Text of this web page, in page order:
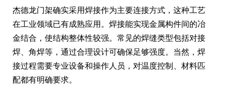
杰德龙门架确实采用焊接作为主要连接方式，这种工艺
在工业领域已有成熟应用。焊接能实现金属构件间的冶
金结合，使结构整体性较强。常见的焊缝类型包括对接
焊、角焊等，通过合理设计可确保足够强度。当然，焊
接过程需要专业设备和操作人员，对温度控制、材料匹
配都有明确要求。